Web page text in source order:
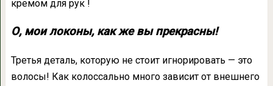
кремом для рук !
О, мои локоны, как же вы прекрасны!
Третья деталь, которую не стоит игнорировать — это
волосы! Как колоссально много зависит от внешнего